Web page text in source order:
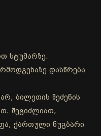
სტუმარზე.
დასწრება
ბილეთის შეძენის
შეგიძლიათ,
ქართული ნუგბარი